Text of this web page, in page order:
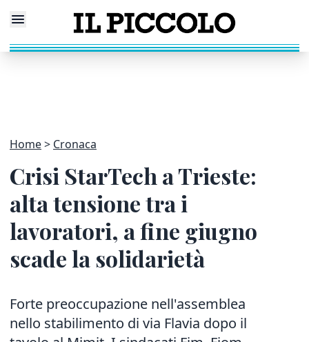
Home Cronaca
Crisi StarTech a Trieste:
alta tensione tra i
lavoratori, a fine giugno
scade la solidarietà
Forte preoccupazione nell'assemblea
nello stabilimento di via Flavia dopo il